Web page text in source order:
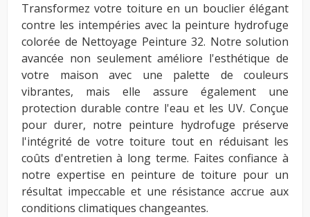
Transformez votre toiture en un bouclier élégant
contre les intempéries avec la peinture hydrofuge
colorée de Nettoyage Peinture 32. Notre solution
avancée non seulement améliore l'esthétique de
votre maison avec une palette de couleurs
vibrantes, mais elle assure également une
protection durable contre l'eau et les UV. Conçue
pour durer, notre peinture hydrofuge préserve
l'intégrité de votre toiture tout en réduisant les
coûts d'entretien à long terme. Faites confiance à
notre expertise en peinture de toiture pour un
résultat impeccable et une résistance accrue aux
conditions climatiques changeantes.